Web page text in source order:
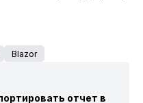
Blazor
отчет в